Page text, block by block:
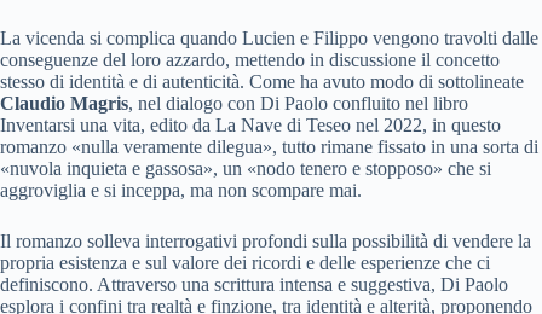
La vicenda si complica quando Lucien e Filippo vengono travolti dalle
conseguenze del loro azzardo, mettendo in discussione il concetto
stesso di identità e di autenticità. Come ha avuto modo di sottolineate
Claudio Magris, nel dialogo con Di Paolo confluito nel libro
Inventarsi una vita, edito da La Nave di Teseo nel 2022, in questo
romanzo «nulla veramente dilegua», tutto rimane fissato in una sorta di
«nuvola inquieta e gassosa», un «nodo tenero e stopposo» che si
aggroviglia e si inceppa, ma non scompare mai.
Il romanzo solleva interrogativi profondi sulla possibilità di vendere la
propria esistenza e sul valore dei ricordi e delle esperienze che ci
definiscono. Attraverso una scrittura intensa e suggestiva, Di Paolo
esplora i confini tra realtà e finzione, tra identità e alterità, proponendo